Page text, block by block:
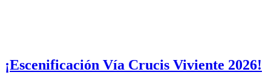
¡Escenificación Vía Crucis Viviente 2026!